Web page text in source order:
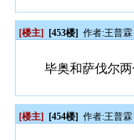
[楼主] [453楼] 作者:王普霖
毕奥和萨伐尔
[楼主] [454楼] 作者:王普霖